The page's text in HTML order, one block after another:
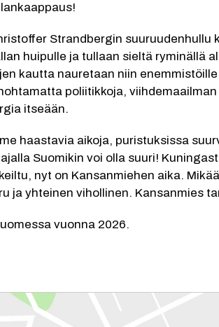
Strandbergin suuruudenhullu
huipulle ja tullaan sieltä ryminällä
kautta nauretaan niin
poliitikkoja,
itseään.
haastavia aikoja, puristuksissa
Suomikin voi olla suuri!
nyt on Kansanmiehen aika.
ja yhteinen vihollinen. Kansanmies
vuonna 2026.